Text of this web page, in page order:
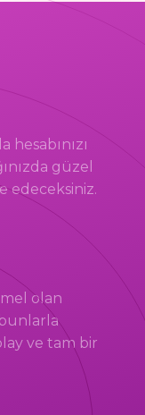
hesabınızı
güzel
edeceksiniz.
olan
ve tam bir